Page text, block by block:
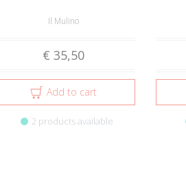
Il Mulino
€ 35,50
Add to cart
2 products available